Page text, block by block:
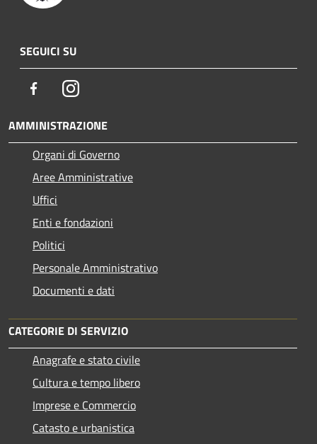
SEGUICI SU
FacebookInstagram
AMMINISTRAZIONE
Organi di Governo
Aree Amministrative
Uffici
Enti e fondazioni
Politici
Personale Amministrativo
Documenti e dati
CATEGORIE DI SERVIZIO
Anagrafe e stato civile
Cultura e tempo libero
Imprese e Commercio
Catasto e urbanistica